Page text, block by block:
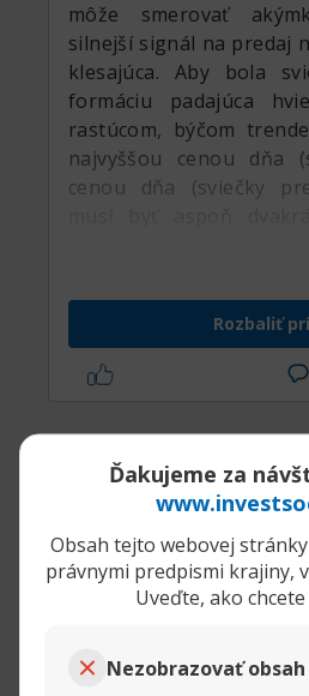
Ďakujeme za
Obsah tejto webovej
právnymi predpismi krajiny,
Uveďte, ako
Nezobrazovať obsah
môže smerovať
silnejší signál na predaj
klesajúca. Aby bola
formáciu padajúca
rastúcom, býčom
najvyššou cenou dňa
cenou dňa (sviečky
Rozbaliť
17.12.2020, 07:57 Reverzné
Scalper
Senior člen
Medvedie a býčie
Pohlcujúce sviečky sú